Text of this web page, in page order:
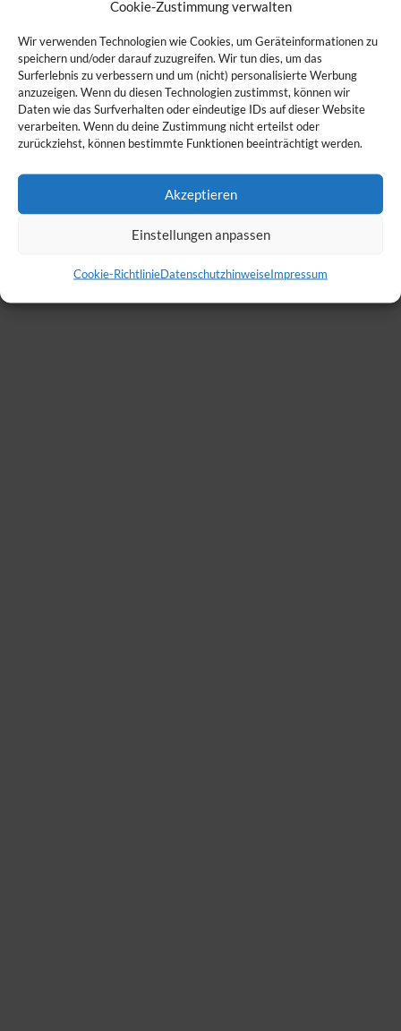
Cookie-Zustimmung verwalten
Wir verwenden Technologien wie Cookies, um Geräteinformationen zu
speichern und/oder darauf zuzugreifen. Wir tun dies, um das
Surferlebnis zu verbessern und um (nicht) personalisierte Werbung
anzuzeigen. Wenn du diesen Technologien zustimmst, können wir
Daten wie das Surfverhalten oder eindeutige IDs auf dieser Website
verarbeiten. Wenn du deine Zustimmung nicht erteilst oder
zurückziehst, können bestimmte Funktionen beeinträchtigt werden.
Akzeptieren
Einstellungen anpassen
Cookie-RichtlinieDatenschutzhinweiseImpressum